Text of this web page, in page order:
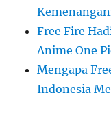
Free Fire
Anime One
Mengapa
Indonesia